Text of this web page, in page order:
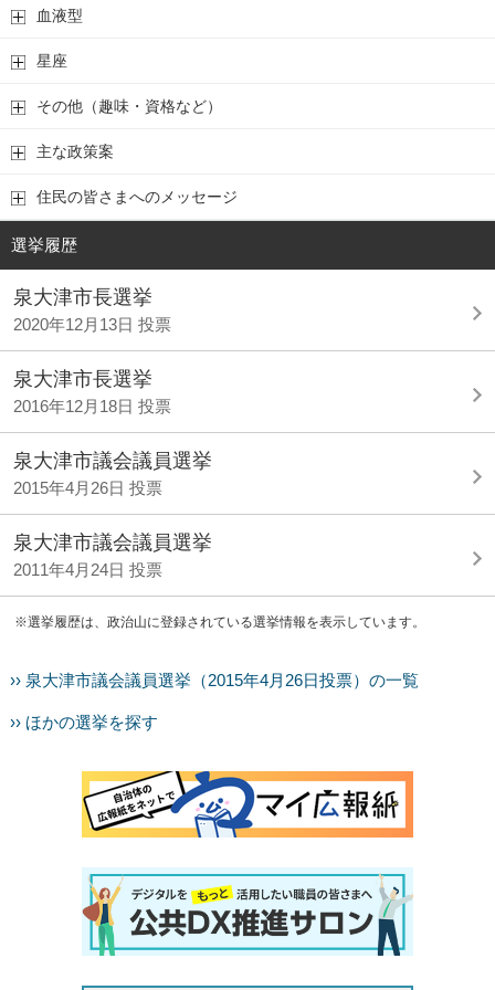
血液型
星座
その他（趣味・資格など）
主な政策案
住民の皆さまへのメッセージ
選挙履歴
泉大津市長選挙
2020年12月13日 投票
泉大津市長選挙
2016年12月18日 投票
泉大津市議会議員選挙
2015年4月26日 投票
泉大津市議会議員選挙
2011年4月24日 投票
※選挙履歴は、政治山に登録されている選挙情報を表示しています。
›› 泉大津市議会議員選挙（2015年4月26日投票）の一覧
›› ほかの選挙を探す